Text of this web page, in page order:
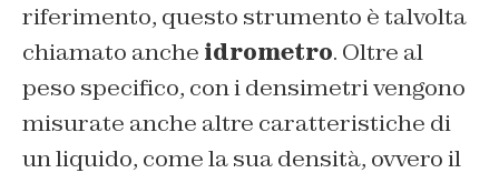
riferimento, questo strumento è talvolta
chiamato anche idrometro. Oltre al
peso specifico, con i densimetri vengono
misurate anche altre caratteristiche di
un liquido, come la sua densità, ovvero il